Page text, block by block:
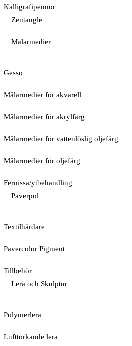
Kalligrafipennor
Zentangle
Målarmedier
Gesso
Målarmedier för akvarell
Målarmedier för akrylfärg
Målarmedier för vattenlöslig oljefärg
Målarmedier för oljefärg
Fernissa/ytbehandling
Paverpol
Textilhärdare
Pavercolor Pigment
Tillbehör
Lera och Skulptur
Polymerlera
Lufttorkande lera